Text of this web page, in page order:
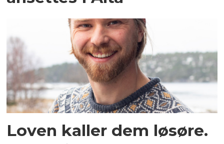
1997. Gustav Erik Blaalid er
grunnlegger og eier av Oceanspace
Media AS som teller 10 ulike
medietitler i Norge, Danmark, Chile
og Storbritannia.
Loven kaller dem løsøre.